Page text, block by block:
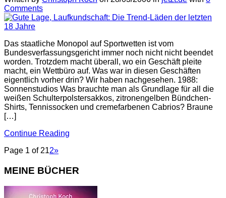
Comments
Das staatliche Monopol auf Sportwetten ist vom
Bundesverfassungsgericht immer noch nicht nicht beendet
worden. Trotzdem macht überall, wo ein Geschäft pleite
macht, ein Wettbüro auf. Was war in diesen Geschäften
eigentlich vorher drin? Wir haben nachgesehen. 1988:
Sonnenstudios Was brauchte man als Grundlage für all die
weißen Schulterpolstersakkos, zitronengelben Bündchen-
Shirts, Tennissocken und cremefarbenen Cabrios? Braune
[…]
Continue Reading
Page 1 of 212»
MEINE BÜCHER